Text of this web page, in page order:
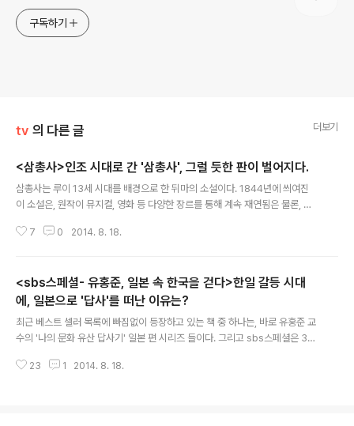
구독하기
tv 의 다른 글 더보기
<삼총사>인조 시대로 간 '삼총사', 그럴 듯한 판이 벌어지다.
삼총사는 루이 13세 시대를 배경으로 한 뒤마의 소설이다. 1844년에 씌여진
이 소설은, 원작이 뮤지컬, 영화 등 다양한 장르를 통해 계속 재연됨은 물론, 원
냥이 되어, 지금도 어디선가 막을 올리고 있는 '삼총사' 뮤지컬이 바로 그것이며,
한 권력에 저항하는 의협심 강한 네 젊은이의 좌충우돌 열혈 투쟁기가 아마도
가장 핵심적인 이유일 것이다. 또한 삼총사와 달타냥 네 명이 선보이는 다양한
캐릭터의 향연 역시, 유명세의 한 이유라는 걸 부정하는 사람은 없을 것이다. 이
제,..
7 0 2014. 8. 18.
<sbs스페셜- 유홍준, 일본 속 한국을 걷다>한일 갈등 시대
에, 일본으로 '답사'를 떠난 이유는?
최근 베스트 셀러 목록에 빠짐없이 등장하고 있는 책 중 하나는, 바로 유홍준 교
수의 '나의 문화 유산 답사기' 일본 편 시리즈 들이다. 그리고 sbs스페셜은 3부
다. 물론 400 페이지가 넘는 분량의 책을 한 시간 여의 다큐로 옮겼다고 해서,
23 1 2014. 8. 18.